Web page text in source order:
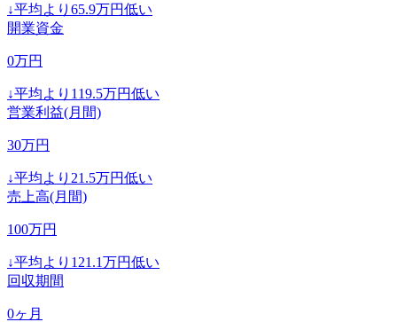
↓平均より 65.9万円低い
開業資金
0万円
↓平均より 119.5万円低い
営業利益(月間)
30万円
↓平均より 21.5万円低い
売上高(月間)
100万円
↓平均より 121.1万円低い
回収期間
0ヶ月